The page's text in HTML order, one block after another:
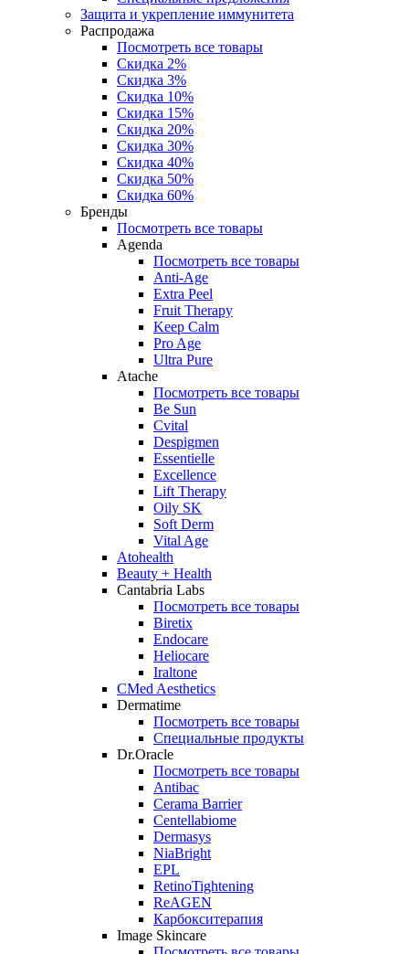
Защита и укрепление иммунитета
Распродажа
Посмотреть все товары
Скидка 2%
Скидка 3%
Скидка 10%
Скидка 15%
Скидка 20%
Скидка 30%
Скидка 40%
Скидка 50%
Скидка 60%
Бренды
Посмотреть все товары
Agenda
Посмотреть все товары
Anti‑Age
Extra Peel
Fruit Therapy
Keep Calm
Pro Age
Ultra Pure
Atache
Посмотреть все товары
Be Sun
Cvital
Despigmen
Essentielle
Excellence
Lift Therapy
Oily SK
Soft Derm
Vital Age
Atohealth
Beauty + Health
Cantabria Labs
Посмотреть все товары
Biretix
Endocare
Heliocare
Iraltone
CMed Aesthetics
Dermatime
Посмотреть все товары
Специальные продукты
Dr.Oracle
Посмотреть все товары
Antibac
Cerama Barrier
Centellabiome
Dermasys
NiaBright
EPL
RetinoTightening
ReAGEN
Карбокситерапия
Image Skincare